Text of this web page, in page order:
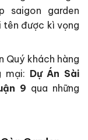
saigon garden
tên được kì vọng
Quý khách hàng
mại: Dự Án Sài
9 qua những